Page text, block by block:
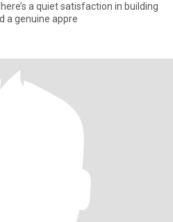
a quiet satisfaction in building
a genuine appre